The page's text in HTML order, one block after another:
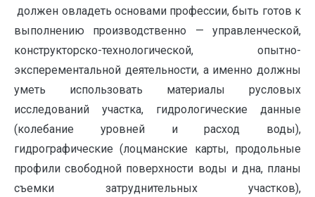
должен овладеть основами профессии, быть готов к
выполнению производственно — управленческой,
конструкторско-технологической, опытно-
эксперементальной деятельности, а именно должны
уметь использовать материалы русловых
исследований участка, гидрологические данные
(колебание уровней и расход воды),
гидрографические (лоцманские карты, продольные
профили свободной поверхности воды и дна, планы
съемки затруднительных участков),